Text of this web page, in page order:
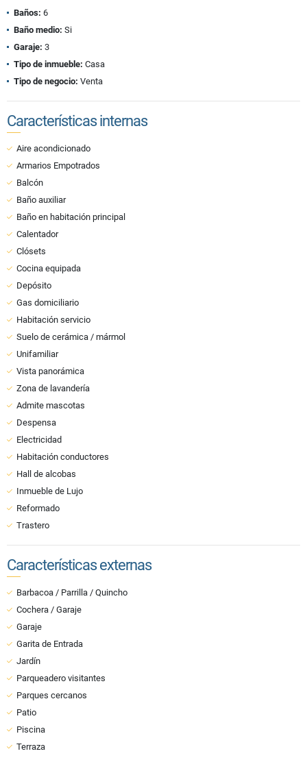
Baños: 6
Baño medio: Si
Garaje: 3
Tipo de inmueble: Casa
Tipo de negocio: Venta
Características internas
Aire acondicionado
Armarios Empotrados
Balcón
Baño auxiliar
Baño en habitación principal
Calentador
Clósets
Cocina equipada
Depósito
Gas domiciliario
Habitación servicio
Suelo de cerámica / mármol
Unifamiliar
Vista panorámica
Zona de lavandería
Admite mascotas
Despensa
Electricidad
Habitación conductores
Hall de alcobas
Inmueble de Lujo
Reformado
Trastero
Características externas
Barbacoa / Parrilla / Quincho
Cochera / Garaje
Garaje
Garita de Entrada
Jardín
Parqueadero visitantes
Parques cercanos
Patio
Piscina
Terraza